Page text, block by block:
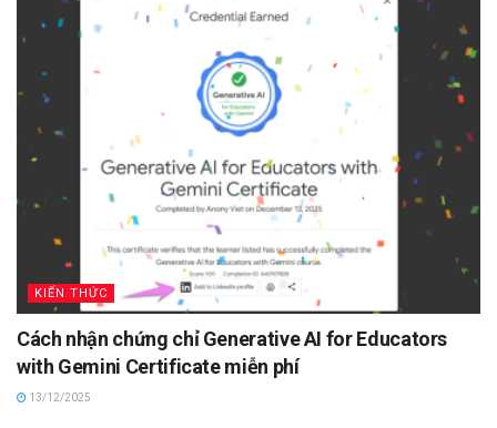
KIẾN THỨC
Cách nhận chứng chỉ Generative AI for Educators
with Gemini Certificate miễn phí
13/12/2025